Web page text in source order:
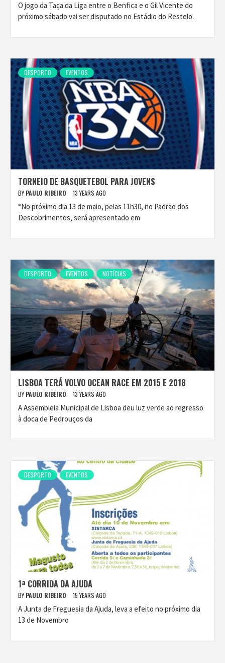
O jogo da Taça da Liga entre o Benfica e o Gil Vicente do
próximo sábado vai ser disputado no Estádio do Restelo.
DESPORTO EVENTOS
TORNEIO DE BASQUETEBOL PARA JOVENS
BY PAULO RIBEIRO 13 YEARS AGO
“No próximo dia 13 de maio, pelas 11h30, no Padrão dos
Descobrimentos, será apresentado em
DESPORTO EVENTOS NOTÍCIAS
LISBOA TERÁ VOLVO OCEAN RACE EM 2015 E 2018
BY PAULO RIBEIRO 13 YEARS AGO
A Assembleia Municipal de Lisboa deu luz verde ao regresso
à doca de Pedrouços da
DESPORTO EVENTOS
1ª CORRIDA DA AJUDA
BY PAULO RIBEIRO 15 YEARS AGO
A Junta de Freguesia da Ajuda, leva a efeito no próximo dia
13 de Novembro